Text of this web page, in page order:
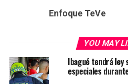
Enfoque TeVe
YOU MAY
Ibagué tendrá
especiales